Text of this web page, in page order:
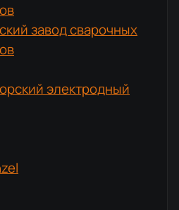
завод сварочных
электродный